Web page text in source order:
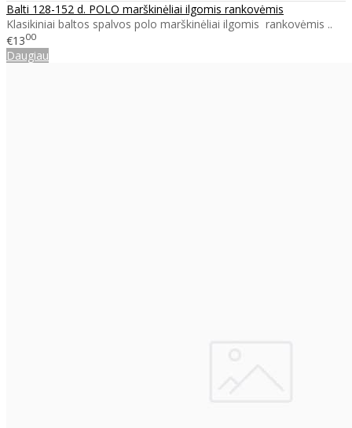
Balti 128-152 d. POLO marškinėliai ilgomis rankovėmis
Klasikiniai baltos spalvos polo marškinėliai ilgomis rankovėmis ..
€1300
Daugiau